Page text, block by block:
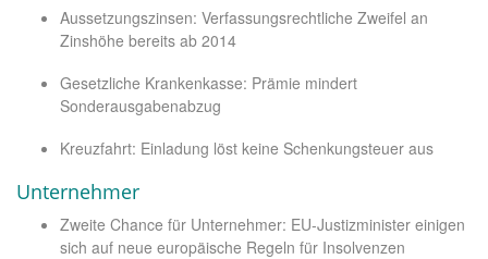
Aussetzungszinsen: Verfassungsrechtliche Zweifel an
Zinshöhe bereits ab 2014
Gesetzliche Krankenkasse: Prämie mindert
Sonderausgabenabzug
Kreuzfahrt: Einladung löst keine Schenkungsteuer aus
Unternehmer
Zweite Chance für Unternehmer: EU-Justizminister einigen
sich auf neue europäische Regeln für Insolvenzen